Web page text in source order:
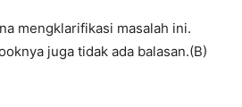
mengklarifikasi masalah ini.
juga tidak ada balasan.(B)